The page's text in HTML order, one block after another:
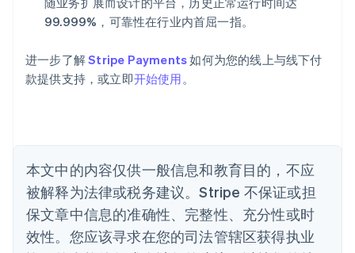
99.999%，可靠性在行业内首屈一指。
进一步了解Stripe Payments如何为您的线上与线下付
款提供支持，或立即开始使用。
本文中的内容仅供一般信息和教育目的，不应
被解释为法律或税务建议。Stripe 不保证或担
保文章中信息的准确性、完整性、充分性或时
效性。您应该寻求在您的司法管辖区获得执业
Deutsch English
澳大利亚
巴西
PortuguêsEnglish
English
丹麦
English
德国
DeutschEnglish
法国